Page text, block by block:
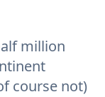
million
course not)